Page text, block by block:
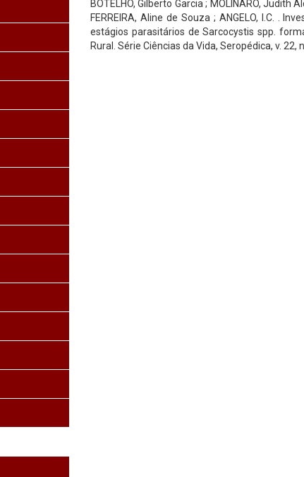
BOTELHO, Gilberto Garcia ; MOLINARO, Judith
FERREIRA, Aline de Souza ; ANGELO, I.C. .
estágios parasitários de Sarcocystis spp.
Rural. Série Ciências da Vida, Seropédica, v. 22,